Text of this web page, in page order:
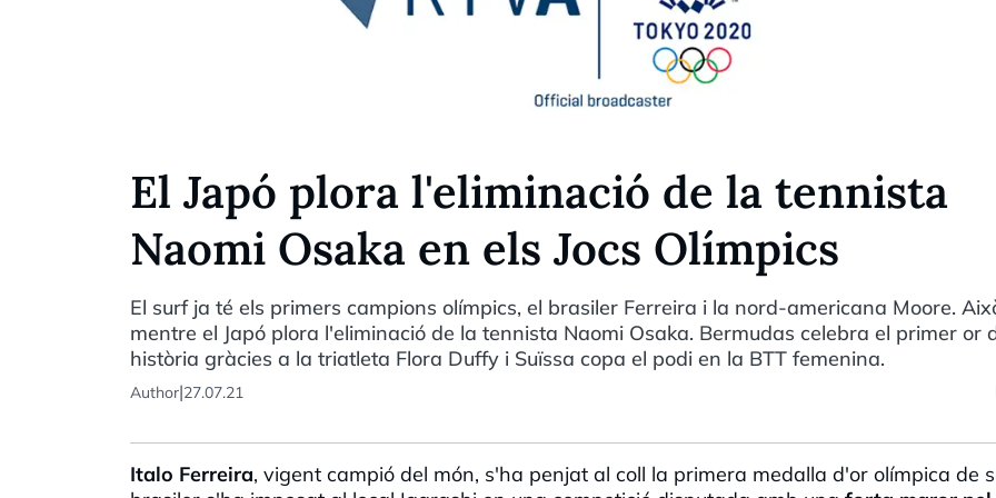
El Japó plora l'eliminació de la tennista
Naomi Osaka en els Jocs Olímpics
El surf ja té els primers campions olímpics, el brasiler Ferreira i la nord-americana Moore.
mentre el Japó plora l'eliminació de la tennista Naomi Osaka. Bermudas celebra el primer or
història gràcies a la triatleta Flora Duffy i Suïssa copa el podi en la BTT femenina.
Author|27.07.21
Italo Ferreira, vigent campió del món, s'ha penjat al coll la primera medalla d'or olímpica de